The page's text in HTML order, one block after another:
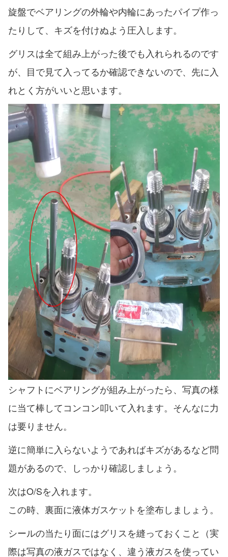
旋盤でベアリングの外輪や内輪にあったパイプ作っ
たりして、キズを付けぬよう圧入します。
グリスは全て組み上がった後でも入れられるのです
が、目で見て入ってるか確認できないので、先に入
れとく方がいいと思います。
シャフトにベアリングが組み上がったら、写真の様
に当て棒してコンコン叩いて入れます。そんなに力
は要りません。
逆に簡単に入らないようであればキズがあるなど問
題があるので、しっかり確認しましょう。
次はO/Sを入れます。
この時、裏面に液体ガスケットを塗布しましょう。
シールの当たり面にはグリスを縫っておくこと（実
際は写真の液ガスではなく、違う液ガスを使ってい